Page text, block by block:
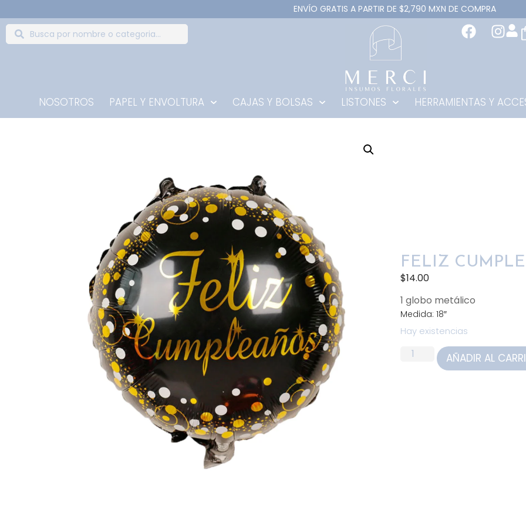
ENVÍO GRATIS A PARTIR DE $2,790 MXN DE COMPRA
NOSOTROS PAPEL Y ENVOLTURA CAJAS Y BOLSAS LISTONES HERRAMIENTAS Y
FELIZ
$14.00
1 globo metálico
Medida: 18″
Hay existencias
AÑADIR AL